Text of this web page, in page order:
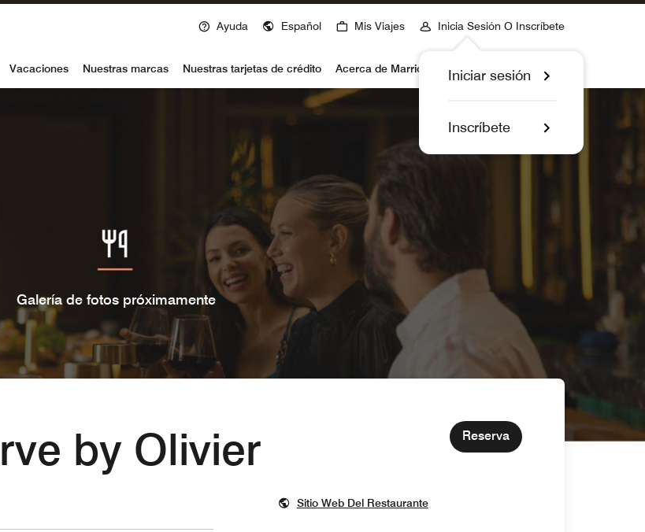
Ayuda Español Mis Viajes Inicia Sesión O Inscríbete
Iniciar sesión
Inscríbete
Vacaciones Nuestras marcas Nuestras tarjetas de crédito Acerca de Marriott Bonvoy
Galería de fotos próximamente
by Olivier Reserva
Sitio Web Del RestauranteOpens In New Window